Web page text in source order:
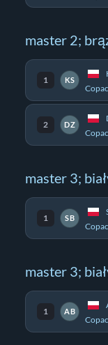
master 2;
1 KS
2 DZ
master 3;
1 SB
master 3;
1 AB